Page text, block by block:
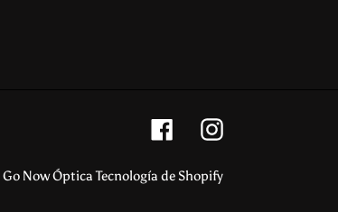
FacebookInstagram
Go Now ÓpticaTecnología de Shopify